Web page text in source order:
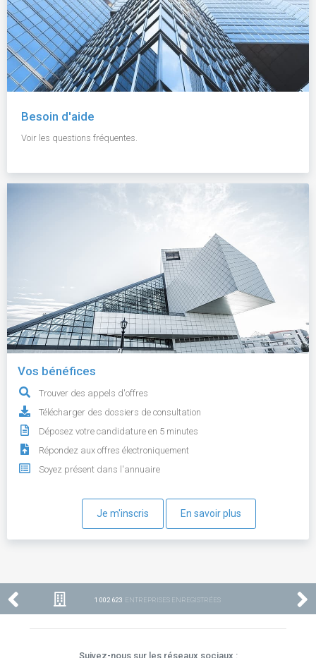
Besoin d'aide
Voir les questions fréquentes.
Vos bénéfices
Trouver des appels d'offres
Télécharger des dossiers de consultation
Déposez votre candidature en 5 minutes
Répondez aux offres électroniquement
Soyez présent dans l'annuaire
Je m'inscris En savoir plus
1 002 623 ENTREPRISES ENREGISTRÉES
Suivez-nous sur les réseaux sociaux :